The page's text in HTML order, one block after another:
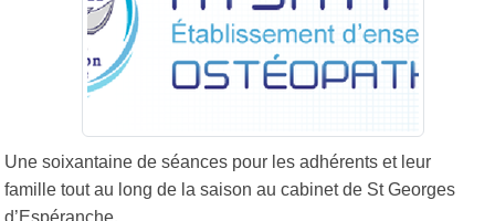
Une soixantaine de séances pour les adhérents et leur
famille tout au long de la saison au cabinet de St Georges
d’Espéranche.